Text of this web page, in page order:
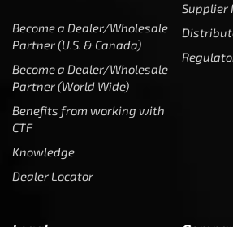
Become a Dealer/Wholesale
Partner (U.S. & Canada)
Become a Dealer/Wholesale
Partner (World Wide)
Benefits from working with
CTF
Knowledge
Dealer Locator
Supplier